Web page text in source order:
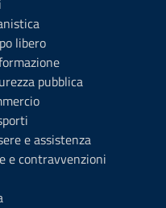
libero
pubblica
e assistenza
e contravvenzioni